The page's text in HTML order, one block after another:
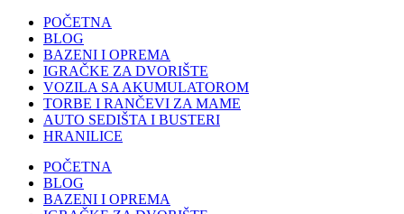
POČETNA
BLOG
BAZENI I OPREMA
IGRAČKE ZA DVORIŠTE
VOZILA SA AKUMULATOROM
TORBE I RANČEVI ZA MAME
AUTO SEDIŠTA I BUSTERI
HRANILICE
POČETNA
BLOG
BAZENI I OPREMA